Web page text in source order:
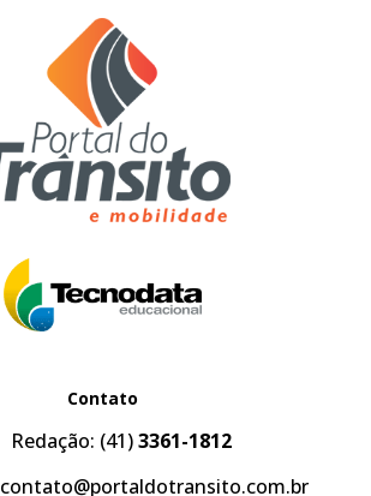
Contato
Redação: (41)3361-1812
contato@portaldotransito.com.br